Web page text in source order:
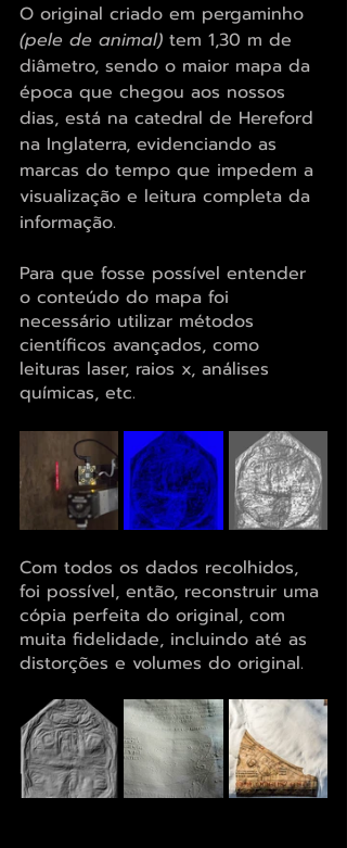
O original criado em pergaminho
(pele de animal) tem 1,30 m de
diâmetro, sendo o maior mapa da
época que chegou aos nossos
dias, está na catedral de Hereford
na Inglaterra, evidenciando as
marcas do tempo que impedem a
visualização e leitura completa da
informação.
Para que fosse possível entender
o conteúdo do mapa foi
necessário utilizar métodos
científicos avançados, como
leituras laser, raios x, análises
químicas, etc.
Com todos os dados recolhidos,
foi possível, então, reconstruir uma
cópia perfeita do original, com
muita fidelidade, incluindo até as
distorções e volumes do original.